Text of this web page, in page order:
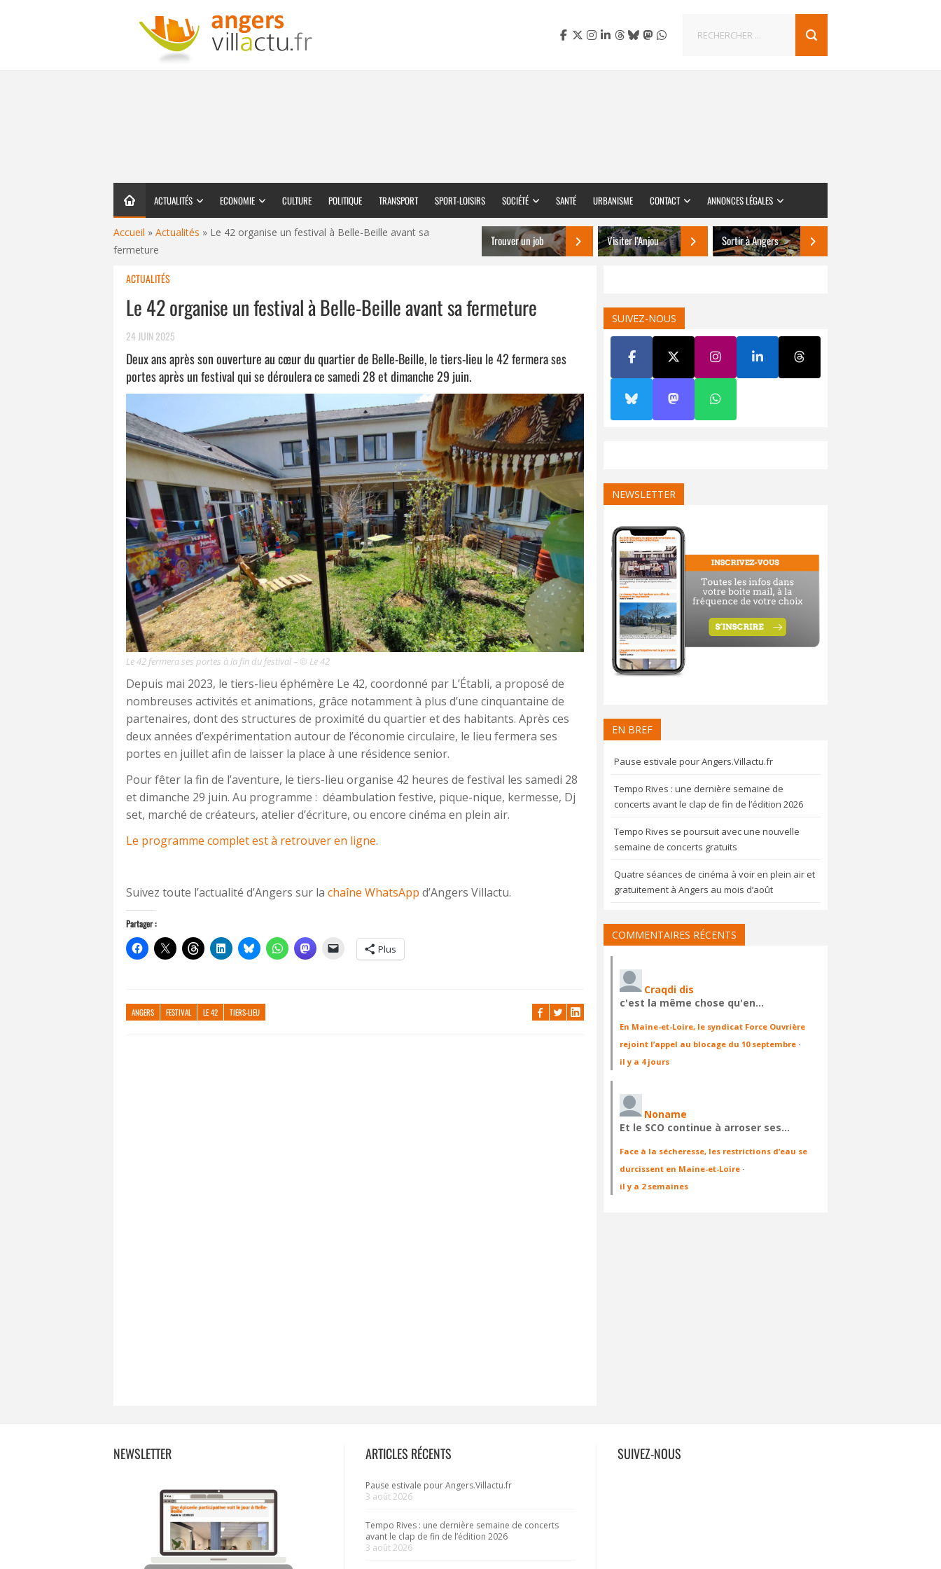
ACTUALITÉS ECONOMIE CULTURE POLITIQUE TRANSPORT SPORT-LOISIRS SOCIÉTÉ SANTÉ URBANISME CONTACT ANNONCES LÉGALES
Accueil » Actualités » Le 42 organise un festival à Belle-Beille avant sa
fermeture
Trouver un job Visiter l’Anjou Sortir à Angers
ACTUALITÉS
Le 42 organise un festival à Belle-Beille avant sa fermeture
24 JUIN 2025
Deux ans après son ouverture au cœur du quartier de Belle-Beille, le tiers-lieu le 42 fermera ses
portes après un festival qui se déroulera ce samedi 28 et dimanche 29 juin.
Le 42 fermera ses portes à la fin du festival – © Le 42
Depuis mai 2023, le tiers-lieu éphémère Le 42, coordonné par L’Établi, a proposé de
nombreuses activités et animations, grâce notamment à plus d’une cinquantaine de
partenaires, dont des structures de proximité du quartier et des habitants. Après ces
deux années d’expérimentation autour de l’économie circulaire, le lieu fermera ses
portes en juillet afin de laisser la place à une résidence senior.
Pour fêter la fin de l’aventure, le tiers-lieu organise 42 heures de festival les samedi 28
et dimanche 29 juin. Au programme : déambulation festive, pique-nique, kermesse, Dj
set, marché de créateurs, atelier d’écriture, ou encore cinéma en plein air.
Le programme complet est à retrouver en ligne.
Suivez toute l’actualité d’Angers sur la chaîne WhatsApp d’Angers Villactu.
Partager :
Plus
ANGERS FESTIVAL LE 42 TIERS-LIEU
SUIVEZ-NOUS
NEWSLETTER
EN BREF
Pause estivale pour Angers.Villactu.fr
Tempo Rives : une dernière semaine de
concerts avant le clap de fin de l’édition 2026
Tempo Rives se poursuit avec une nouvelle
semaine de concerts gratuits
Quatre séances de cinéma à voir en plein air et
gratuitement à Angers au mois d’août
COMMENTAIRES RÉCENTS
Craqdi dis
c'est la même chose qu'en…
En Maine-et-Loire, le syndicat Force Ouvrière
rejoint l’appel au blocage du 10 septembre ·
il y a 4 jours
Noname
Et le SCO continue à arroser ses…
Face à la sécheresse, les restrictions d’eau se
durcissent en Maine-et-Loire ·
il y a 2 semaines
NEWSLETTER ARTICLES RÉCENTS
Pause estivale pour Angers.Villactu.fr
3 août 2026
Tempo Rives : une dernière semaine de concerts
avant le clap de fin de l’édition 2026
3 août 2026
SUIVEZ-NOUS